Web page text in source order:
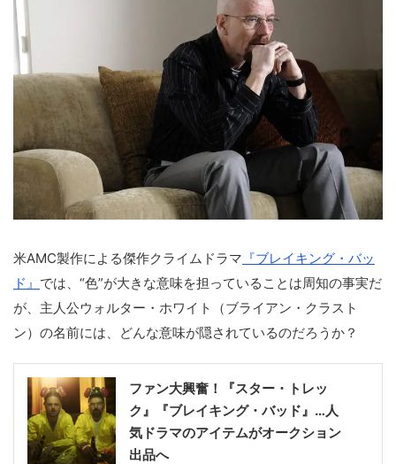
米AMC製作による傑作クライムドラマ 『ブレイキング・バッ
ド』 では、“色”が大きな意味を担っていることは周知の事実だ
が、主人公ウォルター・ホワイト（ブライアン・クラスト
ン）の名前には、どんな意味が隠されているのだろうか？
ファン大興奮！『スター・トレッ
ク』『ブレイキング・バッド』…人
気ドラマのアイテムがオークション
出品へ